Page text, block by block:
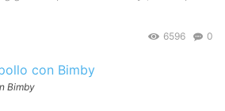
0
6596
Bimby